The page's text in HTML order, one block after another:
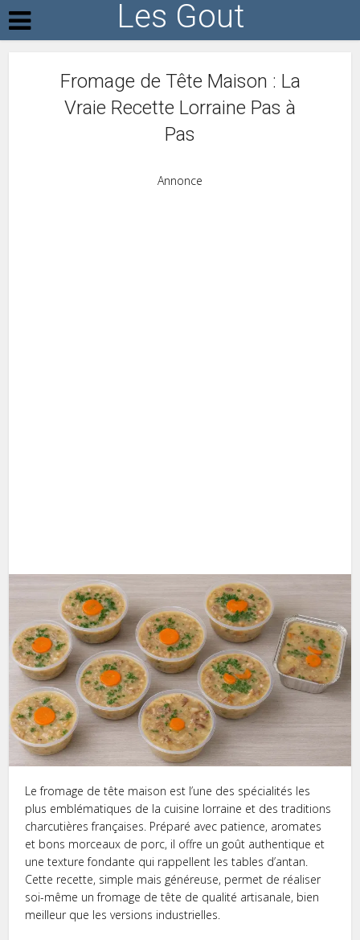
Les Gout
Fromage de Tête Maison : La
Vraie Recette Lorraine Pas à
Pas
Annonce
Le fromage de tête maison est l’une des spécialités les
plus emblématiques de la cuisine lorraine et des traditions
charcutières françaises. Préparé avec patience, aromates
et bons morceaux de porc, il offre un goût authentique et
une texture fondante qui rappellent les tables d’antan.
Cette recette, simple mais généreuse, permet de réaliser
soi-même un fromage de tête de qualité artisanale, bien
meilleur que les versions industrielles.